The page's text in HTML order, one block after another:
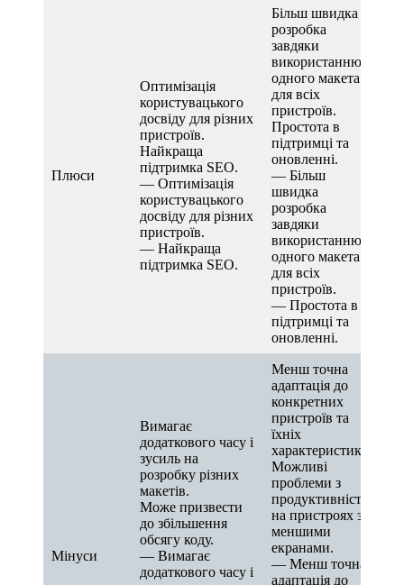
Плюси
Оптимізація
користувацького
досвіду для різних
пристроїв.
Найкраща
підтримка SEO.
— Оптимізація
користувацького
досвіду для різних
пристроїв.
— Найкраща
підтримка SEO.
Більш швидка
розробка
завдяки
використанню
одного макета
для всіх
пристроїв.
Простота в
підтримці та
оновленні.
— Більш
швидка
розробка
завдяки
використанню
одного макета
для всіх
пристроїв.
— Простота в
підтримці та
оновленні.
Мінуси
Вимагає
додаткового часу і
зусиль на
розробку різних
макетів.
Може призвести
до збільшення
обсягу коду.
— Вимагає
додаткового часу і
Менш точна
адаптація до
конкретних
пристроїв та
їхніх
характеристик.
Можливі
проблеми з
продуктивністю
на пристроях з
меншими
екранами.
— Менш точна
адаптація до